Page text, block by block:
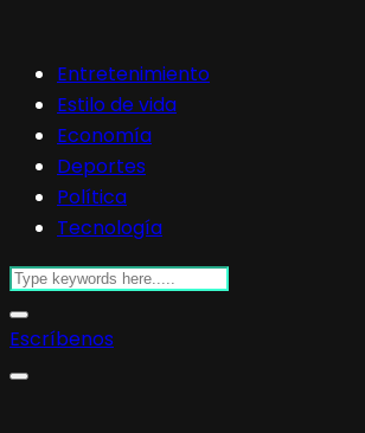
Entretenimiento
Estilo de vida
Economía
Deportes
Política
Tecnología
Escríbenos